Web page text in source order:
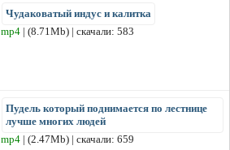
Чудаковатый индус и калитка
mp4 | (8.71Mb) | скачали: 583
Пудель который поднимается по лестнице
лучше многих людей
mp4 | (2.47Mb) | скачали: 659